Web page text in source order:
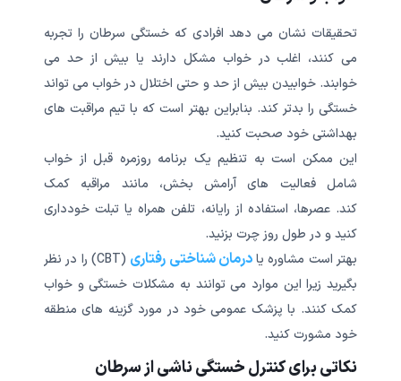
تحقیقات نشان می دهد افرادی که خستگی سرطان را تجربه
می کنند، اغلب در خواب مشکل دارند یا بیش از حد می
خوابند. خوابیدن بیش از حد و حتی اختلال در خواب می تواند
خستگی را بدتر کند. بنابراین بهتر است که با تیم مراقبت های
بهداشتی خود صحبت کنید.
این ممکن است به تنظیم یک برنامه روزمره قبل از خواب
شامل فعالیت های آرامش بخش، مانند مراقبه کمک
کند. عصرها، استفاده از رایانه، تلفن همراه یا تبلت خودداری
کنید و در طول روز چرت بزنید.
بهتر است مشاوره یادرمان شناختی رفتاری
(CBT) را در نظر
بگیرید زیرا این موارد می توانند به مشکلات خستگی و خواب
کمک کنند. با پزشک عمومی خود در مورد گزینه های منطقه
خود مشورت کنید.
نکاتی برای کنترل خستگی ناشی از سرطان